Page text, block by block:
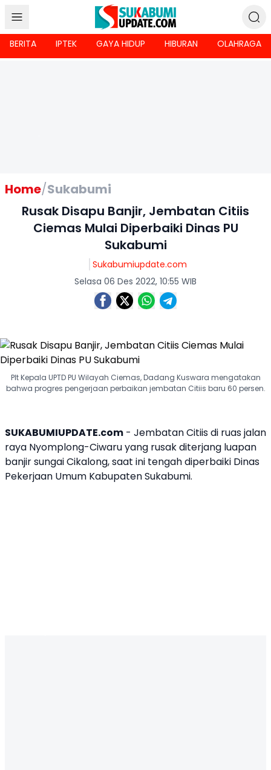
BERITA IPTEK GAYA HIDUP HIBURAN OLAHRAGA
Home/Sukabumi
Rusak Disapu Banjir, Jembatan Citiis
Ciemas Mulai Diperbaiki Dinas PU
Sukabumi
Sukabumiupdate.com
Selasa 06 Des 2022, 10:55 WIB
Plt Kepala UPTD PU Wilayah Ciemas, Dadang Kuswara mengatakan
bahwa progres pengerjaan perbaikan jembatan Citiis baru 60 persen.
SUKABUMIUPDATE.com - Jembatan Citiis di ruas jalan
raya Nyomplong-Ciwaru yang rusak diterjang luapan
banjir sungai Cikalong, saat ini tengah diperbaiki Dinas
Pekerjaan Umum Kabupaten Sukabumi.